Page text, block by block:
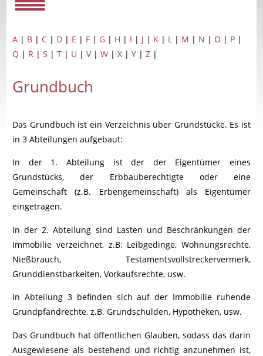
A | B | C | D | E | F | G | H | I | J | K | L | M | N | O | P |
Q | R |S |T | U |V|W |X |Y |Z |
Grundbuch
Das Grundbuch ist ein Verzeichnis über Grundstücke. Es ist
in 3 Abteilungen aufgebaut:
In der 1. Abteilung ist der der Eigentümer eines
Grundstücks, der Erbbauberechtigte oder eine
Gemeinschaft (z.B. Erbengemeinschaft) als Eigentümer
eingetragen.
In der 2. Abteilung sind Lasten und Beschränkungen der
Immobilie verzeichnet, z.B: Leibgedinge, Wohnungsrechte,
Nießbrauch, Testamentsvollstreckervermerk,
Grunddienstbarkeiten, Vorkaufsrechte, usw.
In Abteilung 3 befinden sich auf der Immobilie ruhende
Grundpfandrechte, z.B. Grundschulden, Hypotheken, usw.
Das Grundbuch hat öffentlichen Glauben, sodass das darin
Ausgewiesene als bestehend und richtig anzunehmen ist,